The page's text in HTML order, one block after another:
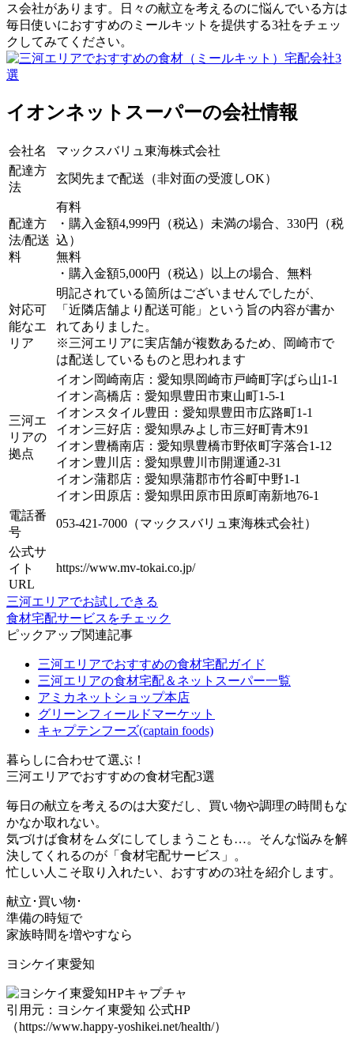
ス会社があります。日々の献立を考えるのに悩んでいる方は
毎日使いにおすすめのミールキットを提供する3社をチェッ
クしてみてください。
イオンネットスーパーの会社情報
会社名
マックスバリュ東海株式会社
配達方
法
玄関先まで配送（非対面の受渡しOK）
配達方
法/配送
料
有料
・購入金額4,999円（税込）未満の場合、330円（税
込）
無料
・購入金額5,000円（税込）以上の場合、無料
対応可
能なエ
リア
明記されている箇所はございませんでしたが、
「近隣店舗より配送可能」という旨の内容が書か
れてありました。
※三河エリアに実店舗が複数あるため、岡崎市で
は配送しているものと思われます
三河エ
リアの
拠点
イオン岡崎南店：愛知県岡崎市戸崎町字ばら山1-1
イオン高橋店：愛知県豊田市東山町1-5-1
イオンスタイル豊田：愛知県豊田市広路町1-1
イオン三好店：愛知県みよし市三好町青木91
イオン豊橋南店：愛知県豊橋市野依町字落合1-12
イオン豊川店：愛知県豊川市開運通2-31
イオン蒲郡店：愛知県蒲郡市竹谷町中野1-1
イオン田原店：愛知県田原市田原町南新地76-1
電話番
号
053-421-7000（マックスバリュ東海株式会社）
公式サ
イト
URL
https://www.mv-tokai.co.jp/
三河エリアでお試しできる
食材宅配サービスをチェック
ピックアップ関連記事
三河エリアでおすすめの食材宅配ガイド
三河エリアの食材宅配＆ネットスーパー一覧
アミカネットショップ本店
グリーンフィールドマーケット
キャプテンフーズ(captain foods)
暮らしに合わせて選ぶ！
三河エリアでおすすめの食材宅配3選
毎日の献立を考えるのは大変だし、買い物や調理の時間もな
かなか取れない。
気づけば食材をムダにしてしまうことも…。 そんな悩みを解
決してくれるのが「食材宅配サービス」
。
忙しい人こそ取り入れたい、おすすめの3社を紹介します。
献立･買い物･
準備の時短で
家族時間を増やすなら
ヨシケイ東愛知
引用元：ヨシケイ東愛知 公式HP
（https://www.happy-yoshikei.net/health/）